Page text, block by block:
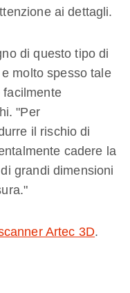
ai dettagli.
di questo tipo di
molto spesso tale
facilmente
"Per
il rischio di
cadere la
grandi dimensioni
Artec 3D.